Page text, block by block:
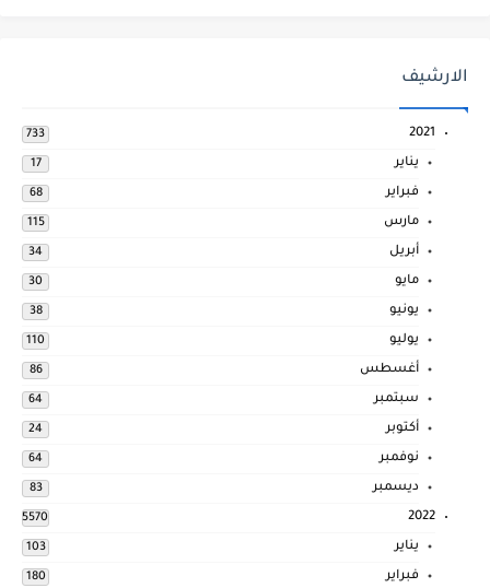
الارشيف
2021
733
يناير 17
فبراير 68
مارس 115
أبريل 34
مايو 30
يونيو 38
يوليو 110
أغسطس 86
سبتمبر 64
أكتوبر 24
نوفمبر 64
ديسمبر 83
2022
5570
يناير 103
فبراير 180